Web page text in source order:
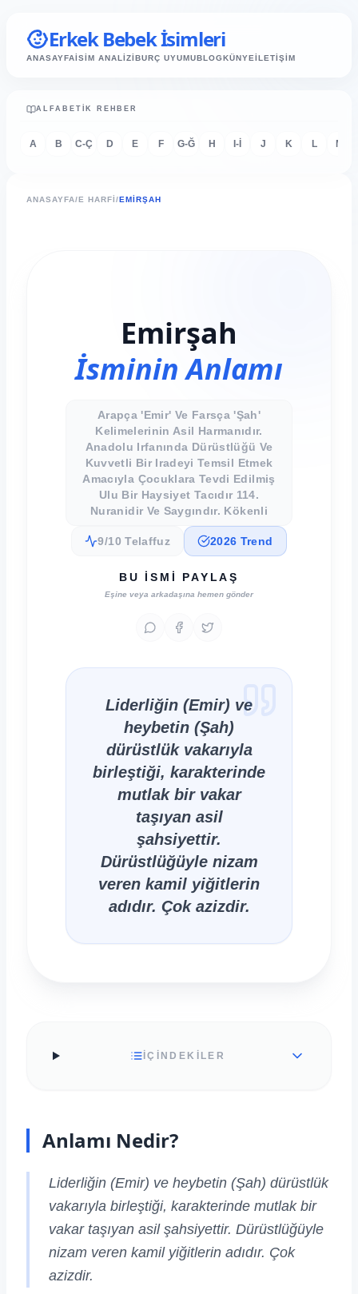
Erkek Bebek İsimleri
ANASAYFAİSİM ANALİZİBURÇ UYUMUBLOGKÜNYEİLETİŞİM
ALFABETIK REHBER
A B C-Ç D E F G-Ğ H I-İ J K L M
ANASAYFA/E HARFI/EMIRŞAH
Emirşah
İsminin Anlamı
Arapça 'Emir' Ve Farsça 'Şah'
Kelimelerinin Asil Harmanıdır.
Anadolu Irfanında Dürüstlüğü Ve
Kuvvetli Bir Iradeyi Temsil Etmek
Amacıyla Çocuklara Tevdi Edilmiş
Ulu Bir Haysiyet Tacıdır 114.
Nuranidir Ve Saygındır. Kökenli
9/10 Telaffuz 2026 Trend
BU İSMI PAYLAŞ
Eşine veya arkadaşına hemen gönder
Liderliğin (Emir) ve
heybetin (Şah)
dürüstlük vakarıyla
birleştiği, karakterinde
mutlak bir vakar
taşıyan asil
şahsiyettir.
Dürüstlüğüyle nizam
veren kamil yiğitlerin
adıdır. Çok azizdir.
İÇİNDEKİLER
Anlamı Nedir?
Liderliğin (Emir) ve heybetin (Şah) dürüstlük
vakarıyla birleştiği, karakterinde mutlak bir
vakar taşıyan asil şahsiyettir. Dürüstlüğüyle
nizam veren kamil yiğitlerin adıdır. Çok
azizdir.